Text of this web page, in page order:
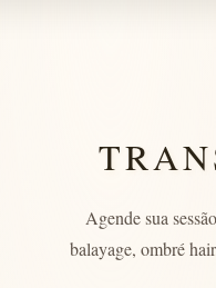
Agende sua
balayage, ombré